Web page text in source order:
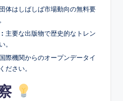
体はしばしば市場動向の無料要
主要な出版物で歴史的なトレン
。
国際機関からのオープンデータイ
ださい。